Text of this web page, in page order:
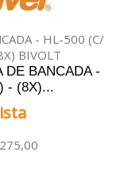
DE BANCADA -
- (8X)...